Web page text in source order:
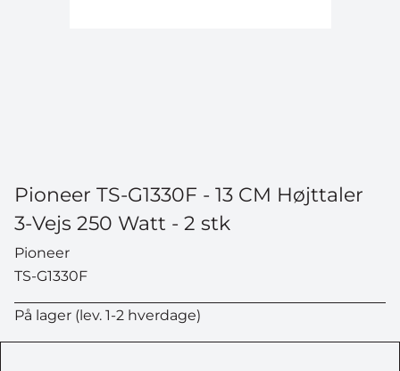
Pioneer TS-G1330F - 13 CM Højttaler
3-Vejs 250 Watt - 2 stk
Pioneer
TS-G1330F
På lager (lev. 1-2 hverdage)